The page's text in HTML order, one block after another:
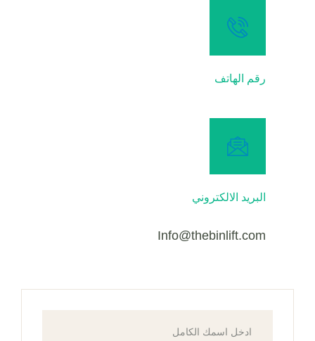
رقم الهاتف
البريد الالكتروني
Info@thebinlift.com